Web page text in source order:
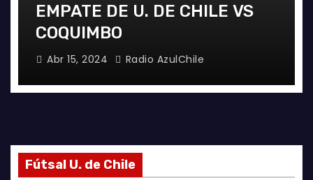
EMPATE DE U. DE CHILE VS
COQUIMBO
Abr 15, 2024 Radio AzulChile
Fútsal U. de Chile